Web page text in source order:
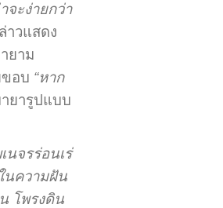
จะง่ายกว่า
าวแสดง
ยาม
อบ “หาก
ยารูปแบบ
นจรร่อนเร่
นความฝัน
โพรงดิน